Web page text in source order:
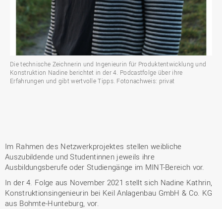
Die technische Zeichnerin und Ingenieurin für Produktentwicklung und
Konstruktion Nadine berichtet in der 4. Podcastfolge über ihre
Erfahrungen und gibt wertvolle Tipps. Fotonachweis: privat
Im Rahmen des Netzwerkprojektes stellen weibliche
Auszubildende und Studentinnen jeweils ihre
Ausbildungsberufe oder Studiengänge im MINT-Bereich vor.
In der 4. Folge aus November 2021 stellt sich Nadine Kathrin,
Konstruktionsingenieurin bei Keil Anlagenbau GmbH & Co. KG
aus Bohmte-Hunteburg, vor.